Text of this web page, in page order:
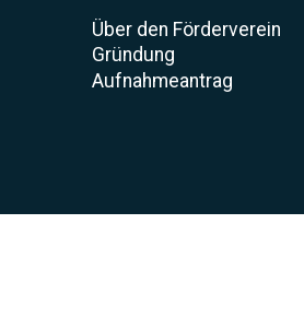
Über den Förderverein
Gründung
Aufnahmeantrag